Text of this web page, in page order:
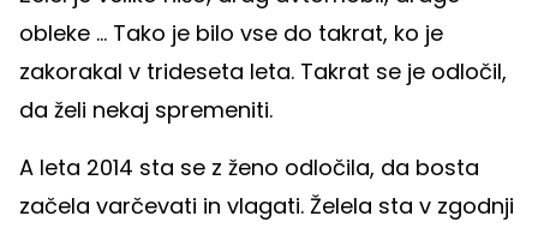
obleke ... Tako je bilo vse do takrat, ko je
zakorakal v trideseta leta. Takrat se je odločil,
da želi nekaj spremeniti.
A leta 2014 sta se z ženo odločila, da bosta
začela varčevati in vlagati. Želela sta v zgodnji